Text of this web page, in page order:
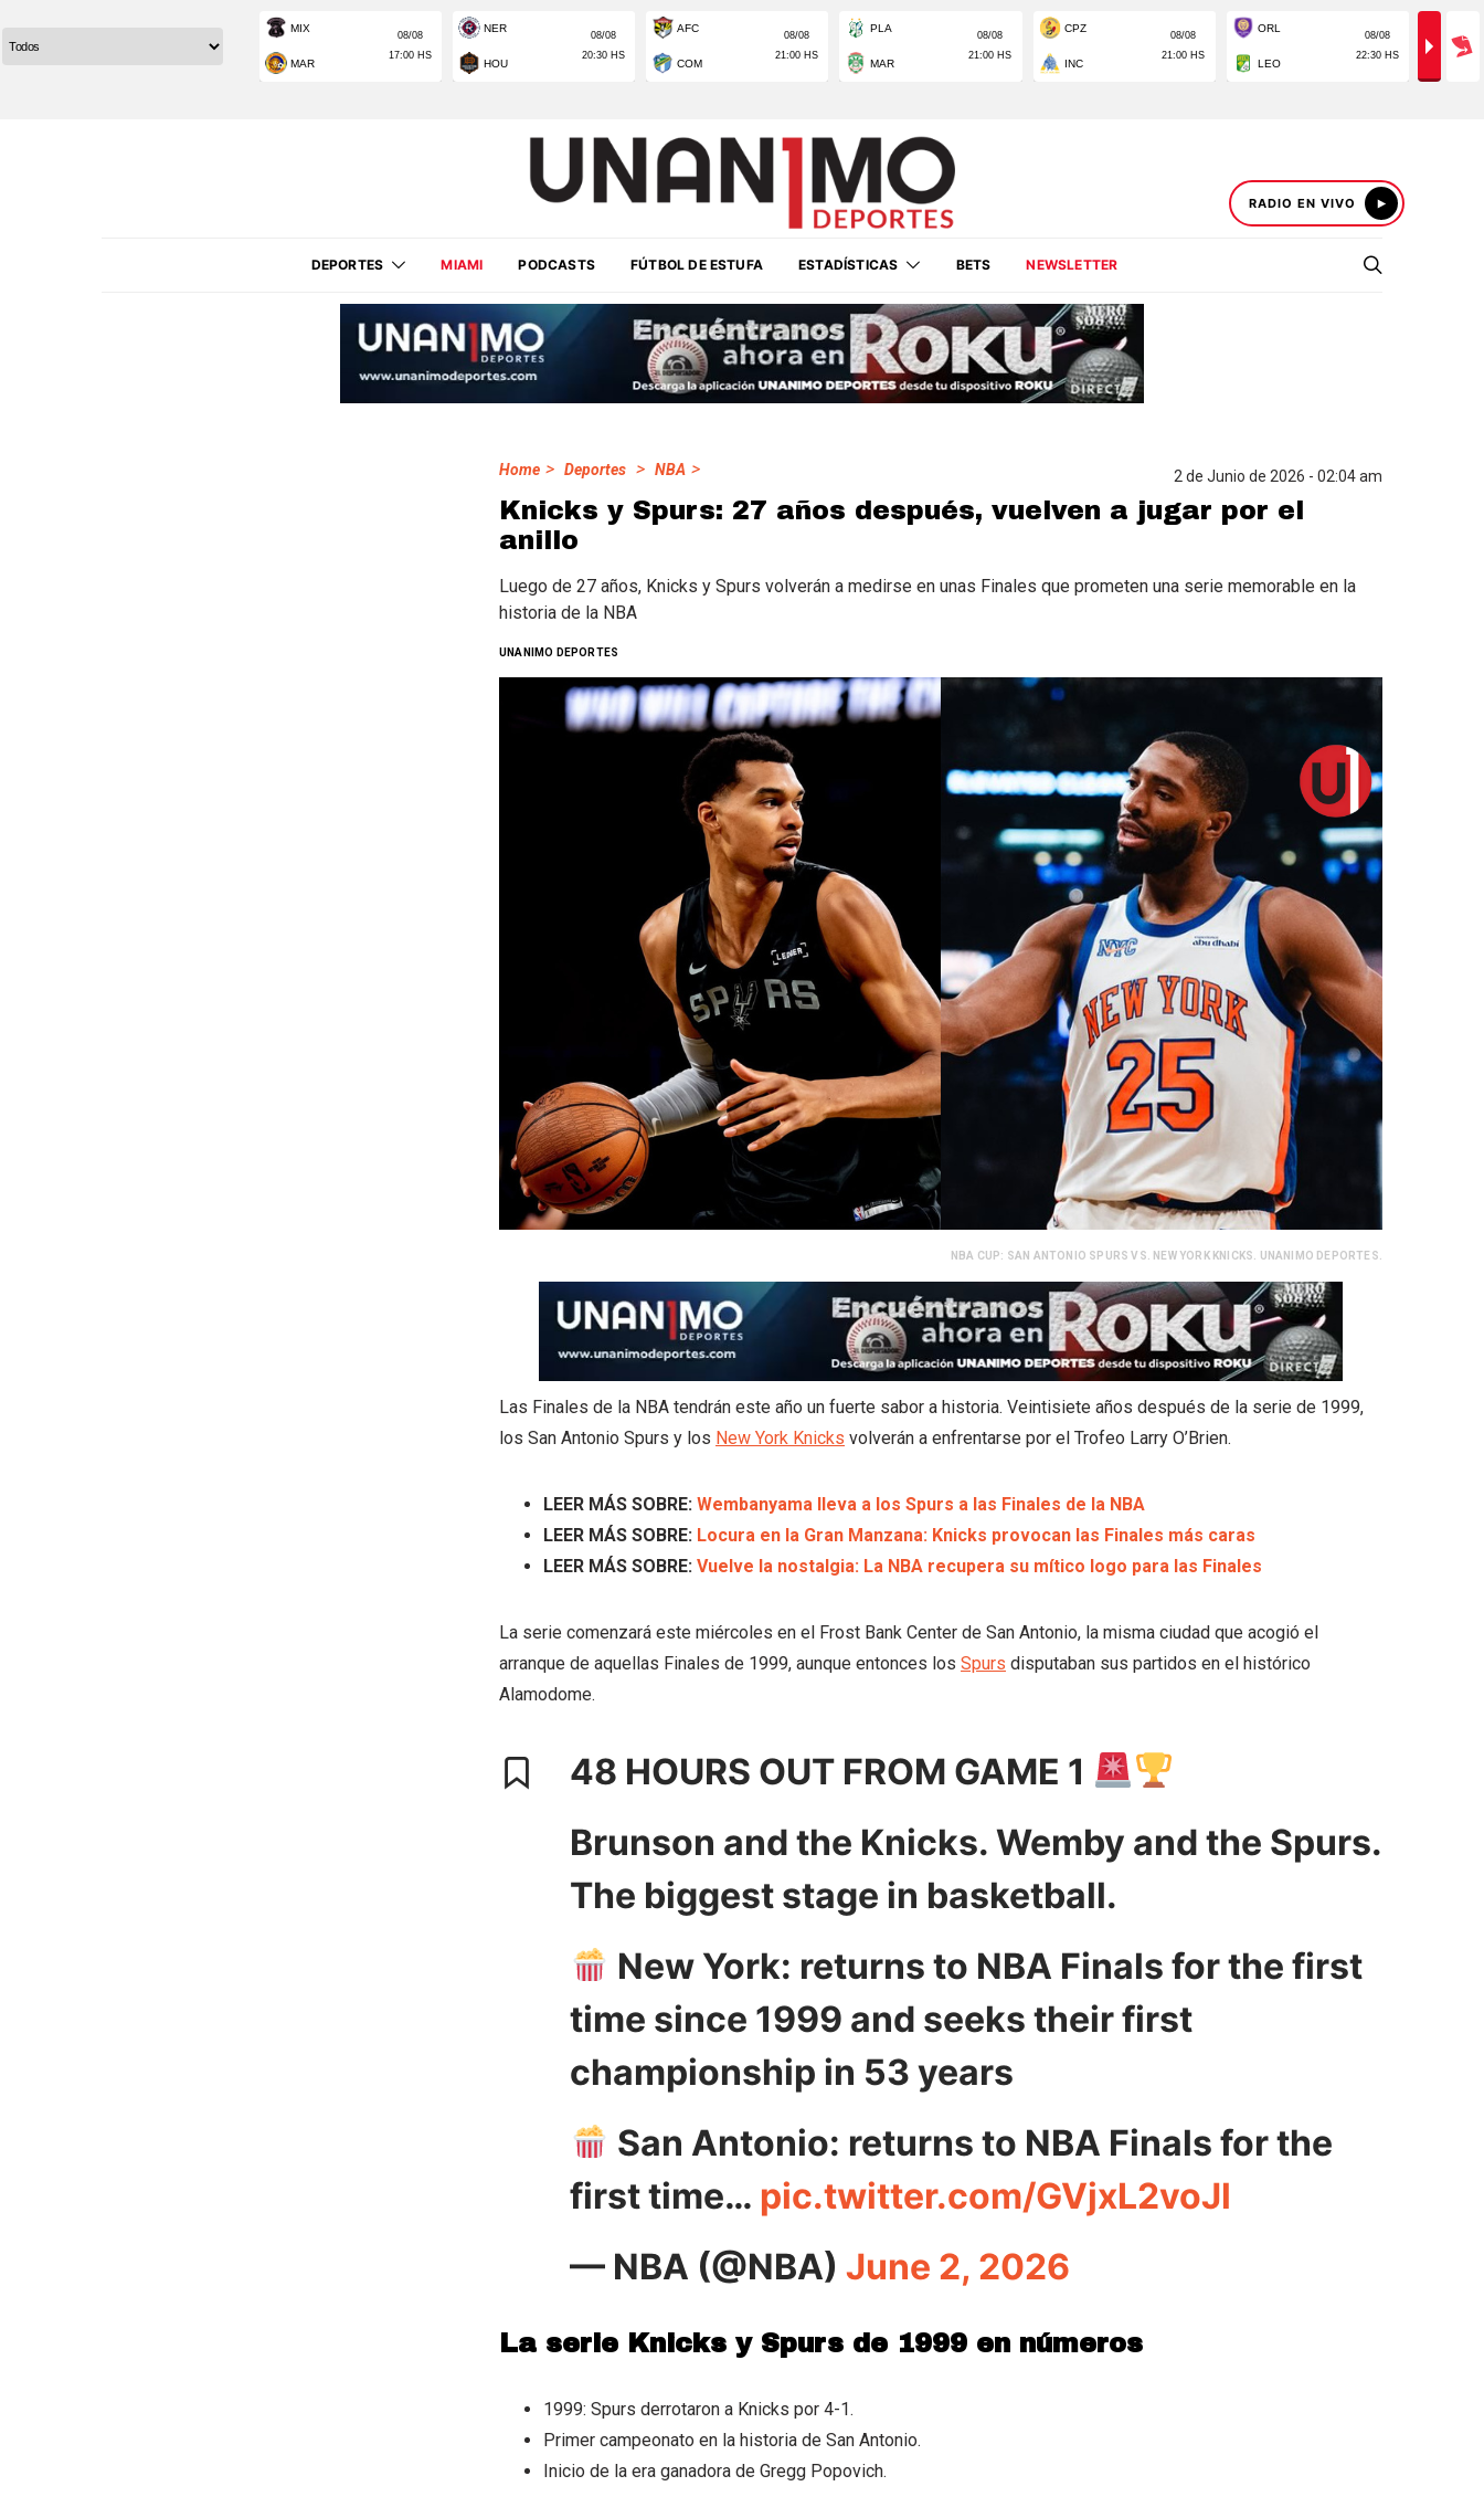
RADIO EN VIVO
DEPORTES MIAMI PODCASTS FÚTBOL DE ESTUFA ESTADÍSTICAS BETS NEWSLETTER
Home > Deportes > NBA > 2 de Junio de 2026 - 02:04 am
Knicks y Spurs: 27 años después, vuelven a jugar por el
anillo
Luego de 27 años, Knicks y Spurs volverán a medirse en unas Finales que prometen una serie memorable en la
historia de la NBA
UNANIMO DEPORTES
NBA CUP: SAN ANTONIO SPURS VS. NEW YORK KNICKS. UNANIMO DEPORTES.
Las Finales de la NBA tendrán este año un fuerte sabor a historia. Veintisiete años después de la serie de 1999,
los San Antonio Spurs y los New York Knicks volverán a enfrentarse por el Trofeo Larry O’Brien.
LEER MÁS SOBRE: Wembanyama lleva a los Spurs a las Finales de la NBA
LEER MÁS SOBRE: Locura en la Gran Manzana: Knicks provocan las Finales más caras
LEER MÁS SOBRE: Vuelve la nostalgia: La NBA recupera su mítico logo para las Finales
La serie comenzará este miércoles en el Frost Bank Center de San Antonio, la misma ciudad que acogió el
arranque de aquellas Finales de 1999, aunque entonces los Spurs disputaban sus partidos en el histórico
Alamodome.
48 HOURS OUT FROM GAME 1
Brunson and the Knicks. Wemby and the Spurs.
The biggest stage in basketball.
New York: returns to NBA Finals for the first
time since 1999 and seeks their first
championship in 53 years
San Antonio: returns to NBA Finals for the
first time… pic.twitter.com/GVjxL2voJl
— NBA (@NBA) June 2, 2026
La serie Knicks y Spurs de 1999 en números
1999: Spurs derrotaron a Knicks por 4-1.
Primer campeonato en la historia de San Antonio.
Inicio de la era ganadora de Gregg Popovich.